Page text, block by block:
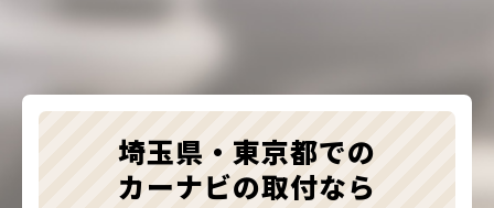
埼玉県・東京都での
カーナビの取付なら